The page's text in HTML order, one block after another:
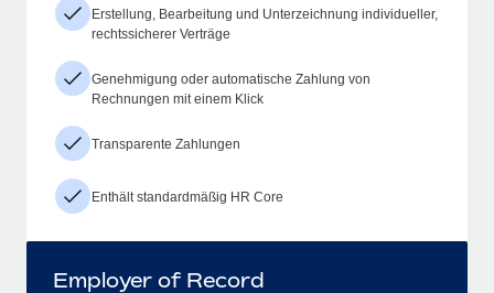
Erstellung, Bearbeitung und Unterzeichnung individueller,
rechtssicherer Verträge
Genehmigung oder automatische Zahlung von
Rechnungen mit einem Klick
Transparente Zahlungen
Enthält standardmäßig HR Core
Employer of Record